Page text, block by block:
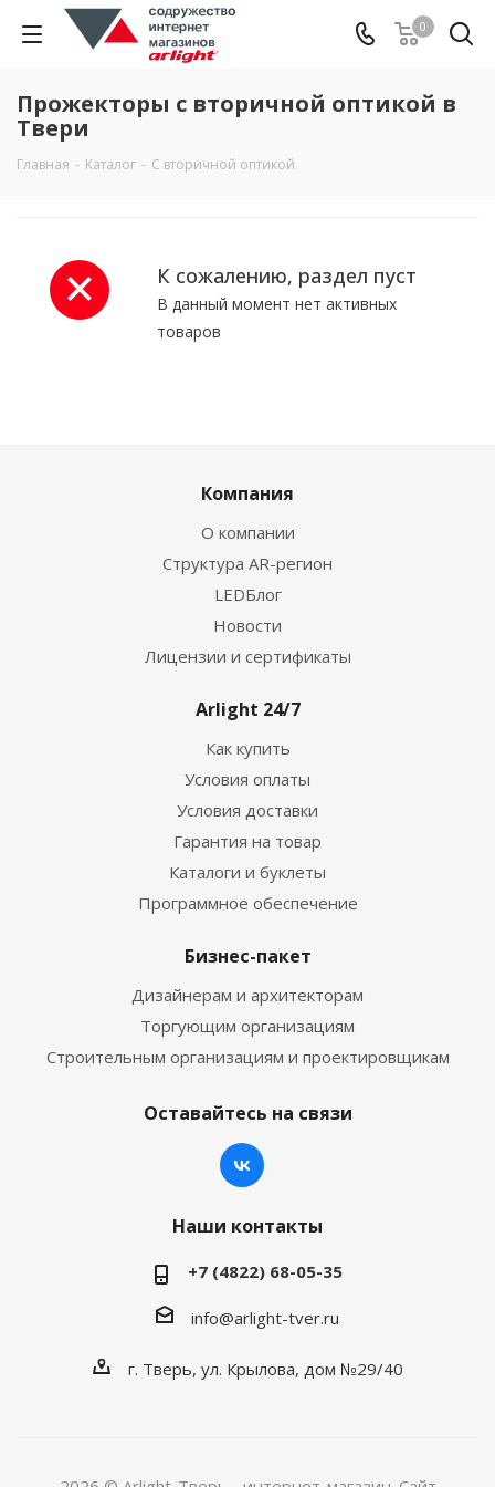
0
Прожекторы с вторичной оптикой в
Твери
Главная - Каталог - С вторичной оптикой
К сожалению, раздел пуст
В данный момент нет активных
товаров
Компания
О компании
Структура AR-регион
LEDБлог
Новости
Лицензии и сертификаты
Arlight 24/7
Как купить
Условия оплаты
Условия доставки
Гарантия на товар
Каталоги и буклеты
Программное обеспечение
Бизнес-пакет
Дизайнерам и архитекторам
Торгующим организациям
Строительным организациям и проектировщикам
Оставайтесь на связи
Наши контакты
+7 (4822) 68-05-35
info@arlight-tver.ru
г. Тверь, ул. Крылова, дом №29/40